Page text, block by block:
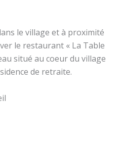
le village et à proximité
le restaurant « La Table
situé au coeur du village
de retraite.